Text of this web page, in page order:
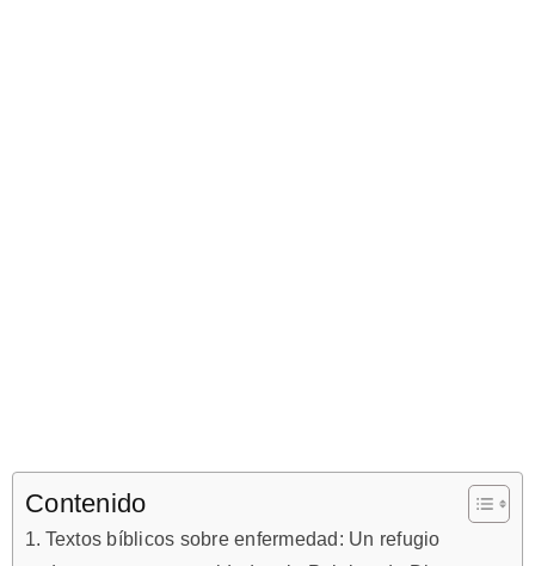
Contenido
Textos bíblicos sobre enfermedad: Un refugio